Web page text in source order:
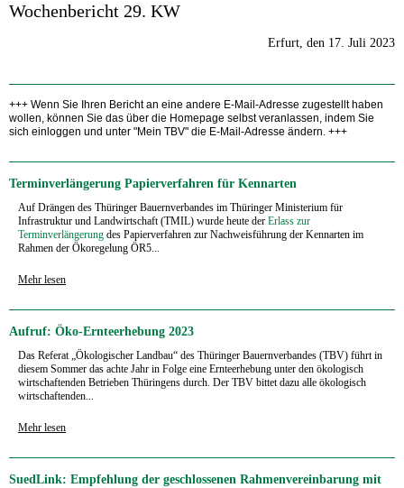
Wochenbericht 29. KW
Erfurt, den 17. Juli 2023
+++ Wenn Sie Ihren Bericht an eine andere E-Mail-Adresse zugestellt haben
wollen, können Sie das über die Homepage selbst veranlassen, indem Sie
sich einloggen und unter "Mein TBV" die E-Mail-Adresse ändern. +++
Terminverlängerung Papierverfahren für Kennarten
Auf Drängen des Thüringer Bauernverbandes im Thüringer Ministerium für
Infrastruktur und Landwirtschaft (TMIL) wurde heute der Erlass zur
Terminverlängerung des Papierverfahren zur Nachweisführung der Kennarten im
Rahmen der Ökoregelung ÖR5...
Mehr lesen
Aufruf: Öko-Ernteerhebung 2023
Das Referat „Ökologischer Landbau“ des Thüringer Bauernverbandes (TBV) führt in
diesem Sommer das achte Jahr in Folge eine Ernteerhebung unter den ökologisch
wirtschaftenden Betrieben Thüringens durch. Der TBV bittet dazu alle ökologisch
wirtschaftenden...
Mehr lesen
SuedLink: Empfehlung der geschlossenen Rahmenvereinbarung mit